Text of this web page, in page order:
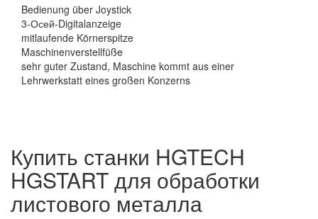
Bedienung über Joystick
3-Осей-Digitalanzeige
mitlaufende Körnerspitze
Maschinenverstellfüße
sehr guter Zustand, Maschine kommt aus einer
Lehrwerkstatt eines großen Konzerns
Купить станки HGTECH
HGSTART для обработки
листового металла